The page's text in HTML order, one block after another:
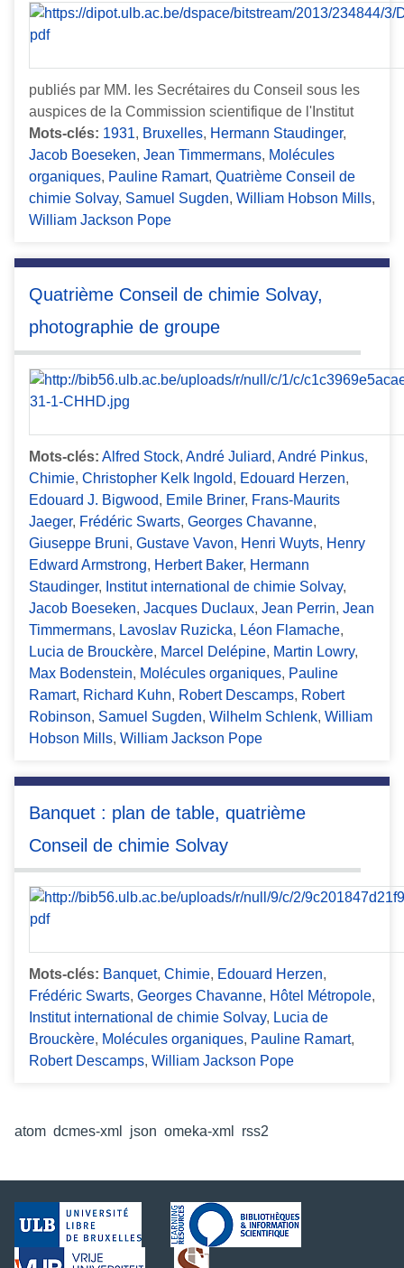
publiés par MM. les Secrétaires du Conseil sous les
auspices de la Commission scientifique de l'Institut
Mots-clés: 1931, Bruxelles, Hermann Staudinger,
Jacob Boeseken, Jean Timmermans, Molécules
organiques, Pauline Ramart, Quatrième Conseil de
chimie Solvay, Samuel Sugden, William Hobson Mills,
William Jackson Pope
Quatrième Conseil de chimie Solvay,
photographie de groupe
Mots-clés: Alfred Stock, André Juliard, André Pinkus,
Chimie, Christopher Kelk Ingold, Edouard Herzen,
Edouard J. Bigwood, Emile Briner, Frans-Maurits
Jaeger, Frédéric Swarts, Georges Chavanne,
Giuseppe Bruni, Gustave Vavon, Henri Wuyts, Henry
Edward Armstrong, Herbert Baker, Hermann
Staudinger, Institut international de chimie Solvay,
Jacob Boeseken, Jacques Duclaux, Jean Perrin, Jean
Timmermans, Lavoslav Ruzicka, Léon Flamache,
Lucia de Brouckère, Marcel Delépine, Martin Lowry,
Max Bodenstein, Molécules organiques, Pauline
Ramart, Richard Kuhn, Robert Descamps, Robert
Robinson, Samuel Sugden, Wilhelm Schlenk, William
Hobson Mills, William Jackson Pope
Banquet : plan de table, quatrième
Conseil de chimie Solvay
Mots-clés: Banquet, Chimie, Edouard Herzen,
Frédéric Swarts, Georges Chavanne, Hôtel Métropole,
Institut international de chimie Solvay, Lucia de
Brouckère, Molécules organiques, Pauline Ramart,
Robert Descamps, William Jackson Pope
atom dcmes-xml json omeka-xml rss2